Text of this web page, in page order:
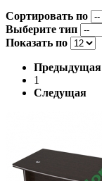
Сортировать по
Выберите тип
Показать по
Предыдущая
1
Следущая